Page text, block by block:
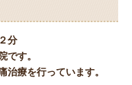
分
です。
療を行っています。